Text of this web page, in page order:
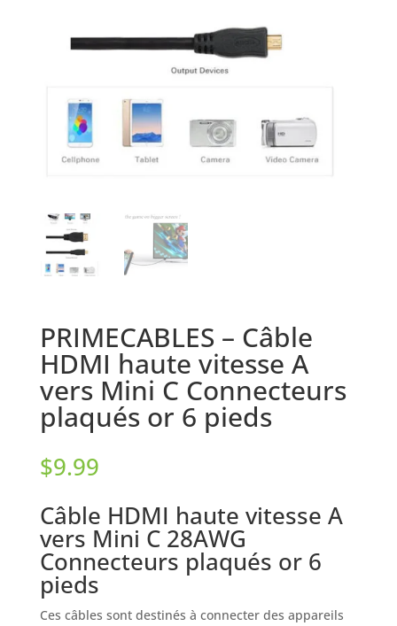
PRIMECABLES – Câble
HDMI haute vitesse A
vers Mini C Connecteurs
plaqués or 6 pieds
$9.99
Câble HDMI haute vitesse A
vers Mini C 28AWG
Connecteurs plaqués or 6
pieds
Ces câbles sont destinés à connecter des appareils